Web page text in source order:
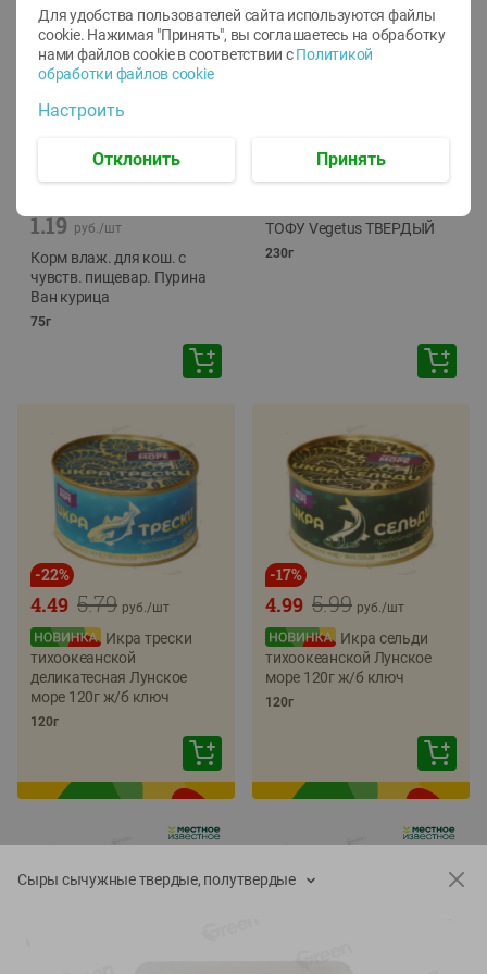
1.19 руб./шт
Корм влаж. для кош. с
чувств. пищевар. Пурина
Ван курица
75г
ТОФУ Vegetus ТВЕРДЫЙ
230г
-22%
5.79
4.49 руб./шт
Икра трески
тихоокеанской
деликатесная Лунское
море 120г ж/б ключ
120г
-17%
5.99
4.99 руб./шт
Икра сельди
тихоокеанской Лунское
море 120г ж/б ключ
120г
Сыры сычужные твердые, полутвердые
Для удобства пользователей сайта используются файлы
cookie. Нажимая "Принять", вы соглашаетесь на обработку
нами файлов cookie в соответствии с Политикой
обработки файлов cookie
Настроить
Отклонить Принять